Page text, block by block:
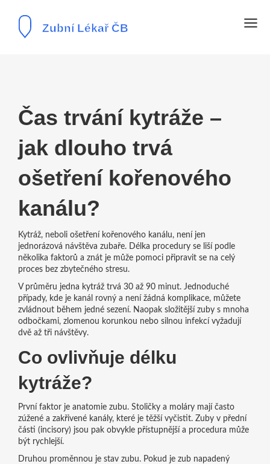
Čas trvání kytráže –
jak dlouho trvá
ošetření kořenového
kanálu?
Kytráž, neboli ošetření kořenového kanálu, není jen
jednorázová návštěva zubaře. Délka procedury se liší podle
několika faktorů a znát je může pomoci připravit se na celý
proces bez zbytečného stresu.
V průměru jedna kytráž trvá 30 až 90 minut. Jednoduché
případy, kde je kanál rovný a není žádná komplikace, můžete
zvládnout během jedné sezení. Naopak složitější zuby s mnoha
odbočkami, zlomenou korunkou nebo silnou infekcí vyžadují
dvě až tři návštěvy.
Co ovlivňuje délku
kytráže?
První faktor je anatomie zubu. Stoličky a moláry mají často
zúžené a zakřivené kanály, které je těžší vyčistit. Zuby v přední
části (incisory) jsou pak obvykle přístupnější a procedura může
být rychlejší.
Druhou proměnnou je stav zubu. Pokud je zub napadený